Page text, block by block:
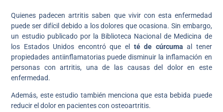
Quienes padecen artritis saben que vivir con esta enfermedad
puede ser difícil debido a los dolores que ocasiona. Sin embargo,
un estudio publicado por la Biblioteca Nacional de Medicina de
los Estados Unidos encontró que el
té de cúrcuma al tener
propiedades antiinflamatorias puede disminuir la inflamación en
personas con artritis, una de las causas del dolor en este
enfermedad.
Además, este estudio también menciona que esta bebida puede
reducir el dolor en pacientes con osteoartritis.